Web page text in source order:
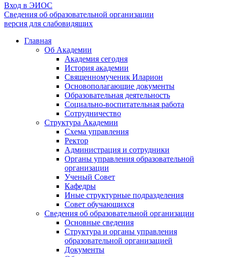
Вход в ЭИОС
Сведения об образовательной организации
версия для слабовидящих
Главная
Об Академии
Академия сегодня
История академии
Священномученик Иларион
Основополагающие документы
Образовательная деятельность
Социально-воспитательная работа
Сотрудничество
Структура Академии
Схема управления
Ректор
Администрация и сотрудники
Органы управления образовательной
организации
Ученый Совет
Кафедры
Иные структурные подразделения
Совет обучающихся
Сведения об образовательной организации
Основные сведения
Структура и органы управления
образовательной организацией
Документы